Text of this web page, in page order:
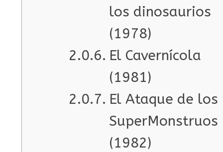
los dinosaurios
(1978)
El Cavernícola
(1981)
El Ataque de los
SuperMonstruos
(1982)